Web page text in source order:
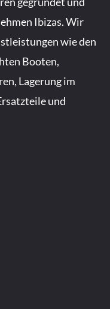
Ibizas. Wir
wie den
Booten,
Lagerung im
und